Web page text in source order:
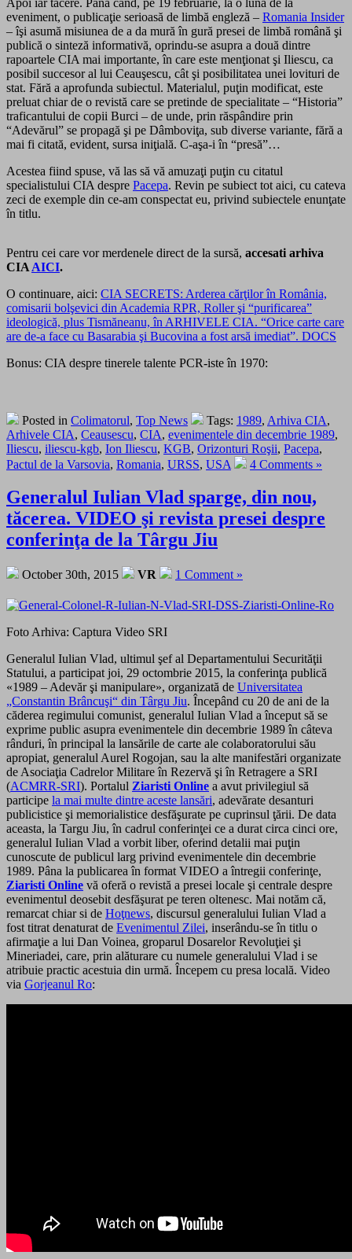
eveniment, o publicaţie serioasă de limbă engleză – Romania Insider
– îşi asumă misiunea de a da mură în gură presei de limbă română şi
publică o sinteză informativă, oprindu-se asupra a două dintre
rapoartele CIA mai importante, în care este menţionat şi Iliescu, ca
posibil succesor al lui Ceauşescu, cât şi posibilitatea unei lovituri de
stat. Fără a aprofunda subiectul. Materialul, puţin modificat, este
preluat chiar de o revistă care se pretinde de specialitate – “Historia”
traficantului de copii Burci – de unde, prin răspândire prin
“Adevărul” se propagă şi pe Dâmboviţa, sub diverse variante, fără a
mai fi citată, evident, sursa iniţială. C-aşa-i în “presă”…
Acestea fiind spuse, vă las să vă amuzaţi puţin cu citatul
specialistului CIA despre Pacepa. Revin pe subiect tot aici, cu cateva
zeci de exemple din ce-am conspectat eu, privind subiectele enunţate
în titlu.
Pentru cei care vor merdenele direct de la sursă, accesati arhiva
CIA AICI.
O continuare, aici: CIA SECRETS: Arderea cărţilor în România,
comisarii bolşevici din Academia RPR, Roller şi “purificarea”
ideologică, plus Tismăneanu, în ARHIVELE CIA. “Orice carte care
are de-a face cu Basarabia şi Bucovina a fost arsă imediat”. DOCS
Bonus: CIA despre tinerele talente PCR-iste în 1970:
Posted in Colimatorul, Top News Tags: 1989, Arhiva CIA,
Arhivele CIA, Ceausescu, CIA, evenimentele din decembrie 1989,
Iliescu, iliescu-kgb, Ion Iliescu, KGB, Orizonturi Roşii, Pacepa,
Pactul de la Varsovia, Romania, URSS, USA 4 Comments »
Generalul Iulian Vlad sparge, din nou,
tăcerea. VIDEO şi revista presei despre
conferinţa de la Târgu Jiu
October 30th, 2015 VR 1 Comment »
Foto Arhiva: Captura Video SRI
Generalul Iulian Vlad, ultimul şef al Departamentului Securităţii
Statului, a participat joi, 29 octombrie 2015, la conferinţa publică
«1989 – Adevăr şi manipulare», organizată de Universitatea
„Constantin Brâncuşi“ din Târgu Jiu. Începând cu 20 de ani de la
căderea regimului comunist, generalul Iulian Vlad a început să se
exprime public asupra evenimentele din decembrie 1989 în câteva
rânduri, în principal la lansările de carte ale colaboratorului său
apropiat, generalul Aurel Rogojan, sau la alte manifestări organizate
de Asociaţia Cadrelor Militare în Rezervă şi în Retragere a SRI
(ACMRR-SRI). Portalul Ziaristi Online a avut privilegiul să
participe la mai multe dintre aceste lansări, adevărate desanturi
publicistice şi memorialistice desfăşurate pe cuprinsul ţării. De data
aceasta, la Targu Jiu, în cadrul conferinţei ce a durat circa cinci ore,
generalul Iulian Vlad a vorbit liber, oferind detalii mai puţin
cunoscute de publicul larg privind evenimentele din decembrie
1989. Pâna la publicarea în format VIDEO a întregii conferinţe,
Ziaristi Online vă oferă o revistă a presei locale şi centrale despre
evenimentul deosebit desfăşurat pe teren oltenesc. Mai notăm că,
remarcat chiar si de Hoţnews, discursul generalului Iulian Vlad a
fost titrat denaturat de Evenimentul Zilei, inserându-se în titlu o
afirmaţie a lui Dan Voinea, groparul Dosarelor Revoluţiei şi
Mineriadei, care, prin alăturare cu numele generalului Vlad i se
atribuie practic acestuia din urmă. Începem cu presa locală. Video
via Gorjeanul Ro: